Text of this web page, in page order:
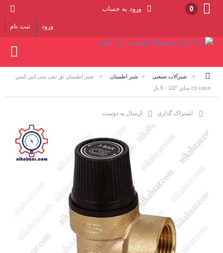
0 ورود به حساب
ورود ثبت نام
> شیرآلات صنعتی > شیر اطمینان >
شیر اطمینان تق تقی سی اس کیس
cs case سایز "1/2 - 6 بار
اشتراک گذاری ارسال به دوست